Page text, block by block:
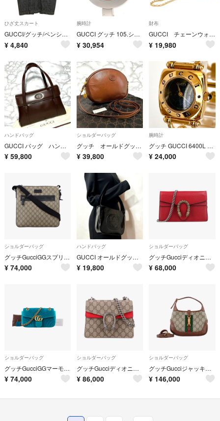
ひざ丈スカート
GUCCI/グッチ/ペンシルデニムスカート/サイズ不明/ブラック/レディース/FE0466
¥ 4,840
腕時計
GUCCI グッチ 105.シェリーライン バングルウォッチ #S 105 腕時計 ステンレススチール ホワイト/グリーン/レッド クオーツ ホワイト/グリーン/レッド文字盤 レディース【中古】207
¥ 30,954
財布
GUCCI チェーンウォレット 長財布 グッチシマ 型押しレザー ゴールド金具 アイボリー
¥ 19,980
ハンドバッグ
GUCCI バッグ ハンドバッグ ワンショルダーバッグ トートバッグ 本革
¥ 59,800
ショルダーバッグ
グッチ オールドグッチ バッグ ショルダーバッグ ポシェット 斜めがけ 本革
¥ 39,800
腕時計
グッチ GUCCI 6400L レディース 腕時計 磨き済み 美品 電池新品 ブラック文字盤 ゴールド s2420
¥ 24,000
ショルダーバッグ
グッチGucciGGスプリーム フラット メッセンジャーGGスプリーム フラット メッセンジャー ブラウン PVCコーティングキャンバス×レザー 406374 I024470216
¥ 74,000
ハンドバッグ
GUCCI オールドグッチ バッグ ハンドバッグ トートバッグ ミニバッグ
¥ 19,800
ショルダーバッグ
グッチGucciディオニュソスディオニュソス レッド レザー 476432
¥ 68,000
ショルダーバッグ
グッチGucciGGマーモントGGマーモント ブルー ベロア 443497 H023704654
¥ 74,000
ショルダーバッグ
グッチGucciディオニュソスディオニュソス ベージュ×レッド PVCコーティングキャンバス × スエード 421970 A022722966
¥ 86,000
ショルダーバッグ
グッチGucciジャッキー 1961 GGスプリームジャッキー 1961 GGスプリーム ブラウン PVCコーティングキャンバス 637092 D033156629
¥ 146,000